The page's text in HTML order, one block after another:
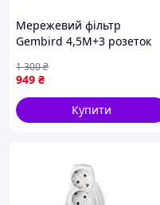
Мережевий фільтр
Gembird 4,5M+3 розеток
949 ₴
1 300₴
Купити